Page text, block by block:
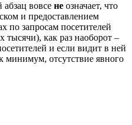
вовсе не означает, что
и предоставлением
по запросам посетителей
тысячи), как раз наоборот –
и если видит в ней
минимум, отсутствие явного